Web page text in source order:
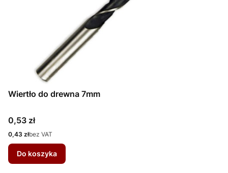
Wiertło do drewna 7mm
Cena
0,53 zł
Cena
0,43 złbez VAT
Do koszyka